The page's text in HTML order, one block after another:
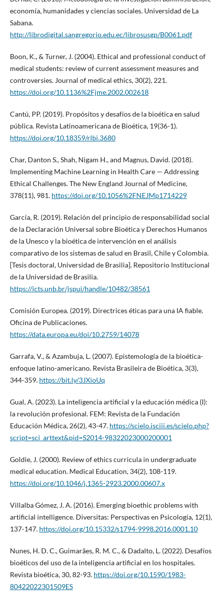
economía, humanidades y ciencias sociales. Universidad de La
Sabana.
http://librodigital.sangregorio.edu.ec/librosusgp/B0061.pdf
Boon, K., & Turner, J. (2004). Ethical and professional conduct of
medical students: review of current assessment measures and
controversies. Journal of medical ethics, 30(2), 221.
https://doi.org/10.1136%2Fjme.2002.002618
Cantú, PP. (2019). Propósitos y desafíos de la bioética en salud
pública. Revista Latinoamericana de Bioética, 19(36-1).
https://doi.org/10.18359/rlbi.3680
Char, Danton S., Shah, Nigam H., and Magnus, David. (2018).
Implementing Machine Learning in Health Care — Addressing
Ethical Challenges. The New England Journal of Medicine,
378(11), 981. https://doi.org/10.1056%2FNEJMp1714229
García, R. (2019). Relación del principio de responsabilidad social
de la Declaración Universal sobre Bioética y Derechos Humanos
de la Unesco y la bioética de intervención en el análisis
comparativo de los sistemas de salud en Brasil, Chile y Colombia.
[Tesis doctoral, Universidad de Brasilia]. Repositorio Institucional
de la Universidad de Brasilia.
https://icts.unb.br/jspui/handle/10482/38561
Comisión Europea. (2019). Directrices éticas para una IA fiable.
Oficina de Publicaciones.
https://data.europa.eu/doi/10.2759/14078
Garrafa, V., & Azambuja, L. (2007). Epistemología de la bioética-
enfoque latino-americano. Revista Brasileira de Bioética, 3(3),
344-359. https://bit.ly/3JXioUq
Gual, A. (2023). La inteligencia artificial y la educación médica (I):
la revolución profesional. FEM: Revista de la Fundación
Educación Médica, 26(2), 43-47. https://scielo.isciii.es/scielo.php?
script=sci_arttext&pid=S2014-98322023000200001
Goldie, J. (2000). Review of ethics curricula in undergraduate
medical education. Medical Education, 34(2), 108-119.
https://doi.org/10.1046/j.1365-2923.2000.00607.x
Villalba Gómez, J. A. (2016). Emerging bioethic problems with
artificial intelligence. Diversitas: Perspectivas en Psicología, 12(1),
137-147. https://doi.org/10.15332/s1794-9998.2016.0001.10
Nunes, H. D. C., Guimarães, R. M. C., & Dadalto, L. (2022). Desafíos
bioéticos del uso de la inteligencia artificial en los hospitales.
Revista bioética, 30, 82-93. https://doi.org/10.1590/1983-
80422022301509ES